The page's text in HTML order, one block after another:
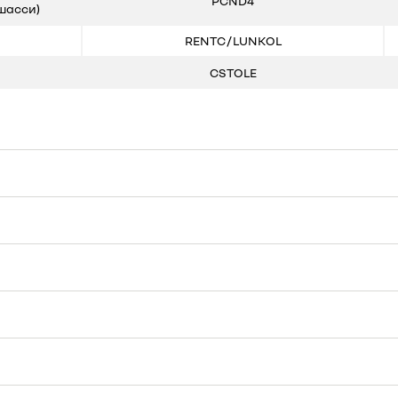
RENTC / LUNKOL
CSTOLE